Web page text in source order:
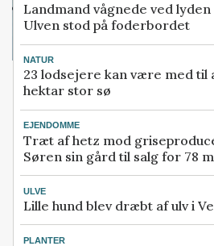
Landmand vågnede ved
Ulven stod på foderbordet
NATUR
23 lodsejere kan være med til
hektar stor sø
EJENDOMME
Træt af hetz mod
Søren sin gård til salg for 78
ULVE
Lille hund blev dræbt af ulv i
PLANTER